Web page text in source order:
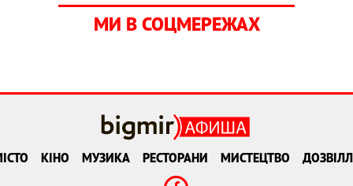
МИ В СОЦМЕРЕЖАХ
КІНО МУЗИКА РЕСТОРАНИ МИСТЕЦТВО